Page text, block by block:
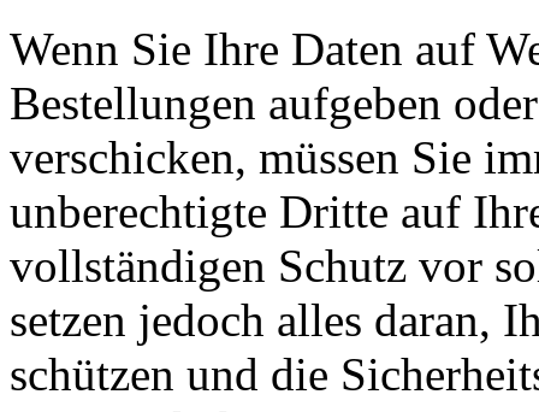
Wenn Sie Ihre Daten auf
Bestellungen aufgeben
verschicken, müssen Sie
unberechtigte Dritte auf
vollständigen Schutz vor
setzen jedoch alles daran,
schützen und die